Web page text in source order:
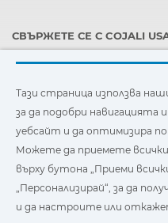
СВЪРЖЕТЕ СЕ С COJALI
Doral, Florida 33122, USA
ЕКИП ЗА ТЕХНИЧЕСКА
+1 305 960 7651
Обадете се безплатно:
+1 800 975 1865
customersupport@jaltest.com
Начална страница
|
Работете с нас
Тази страница използва
за да подобри
уебсайт и да оптимизира
Можете да приемете
върху бутона „Приеми
„Персонализирай“, за да
и да настроите или